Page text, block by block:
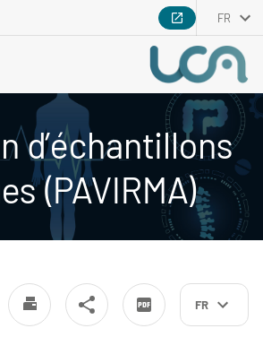
FR
d’échantillons
(PAVIRMA)
FR